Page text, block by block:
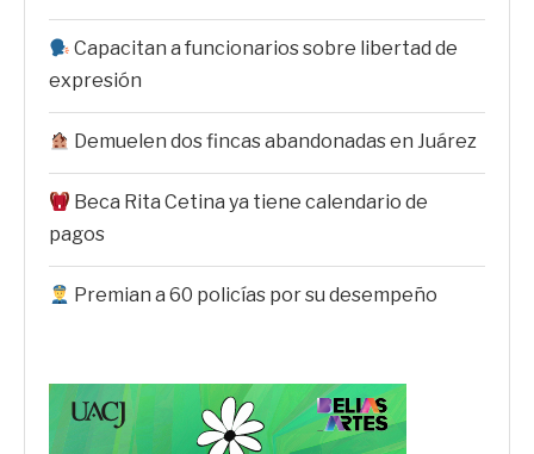
Capacitan a funcionarios sobre libertad de
expresión
Demuelen dos fincas abandonadas en Juárez
Beca Rita Cetina ya tiene calendario de
pagos
Premian a 60 policías por su desempeño